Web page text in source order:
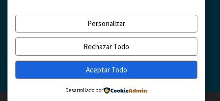
+86 17303836349
Plaza de Kaixuan, Zhengzhou, China
Personalizar
Rechazar Todo
Aceptar Todo
Desarrollado por